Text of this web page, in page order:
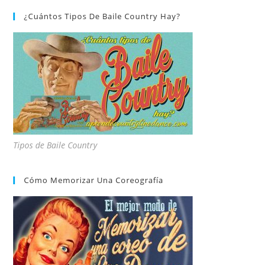
¿Cuántos Tipos De Baile Country Hay?
Tipos de Baile Country
Cómo Memorizar Una Coreografía